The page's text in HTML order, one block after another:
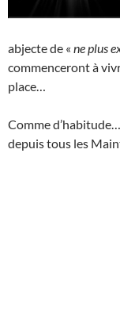
abjecte de « ne plus
commenceront à
place…
Comme
depuis tous les